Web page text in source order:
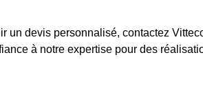
un devis personnalisé, contactez
à notre expertise pour des